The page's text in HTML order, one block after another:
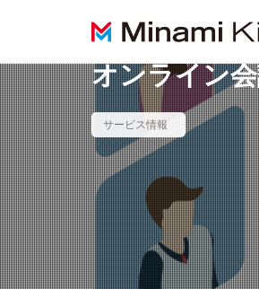
オンライン
サービス情報